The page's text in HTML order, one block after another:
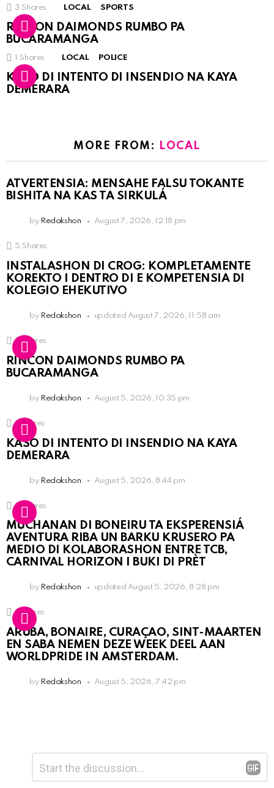
3 Shares LOCAL SPORTS
RINCON DAIMONDS RUMBO PA
BUCARAMANGA
1 Shares LOCAL POLICE
KASO DI INTENTO DI INSENDIO NA KAYA
DEMERARA
MORE FROM: LOCAL
ATVERTENSIA: MENSAHE FALSU TOKANTE
BISHITA NA KAS TA SIRKULÁ
by Redakshon August 7, 2026, 12:18 pm
5 Shares
INSTALASHON DI CROG: KOMPLETAMENTE
KOREKTO I DENTRO DI E KOMPETENSIA DI
KOLEGIO EHEKUTIVO
by Redakshon updated August 7, 2026, 11:58 am
3 Shares
RINCON DAIMONDS RUMBO PA
BUCARAMANGA
by Redakshon August 5, 2026, 10:35 pm
1 Shares
KASO DI INTENTO DI INSENDIO NA KAYA
DEMERARA
by Redakshon August 5, 2026, 8:44 pm
3 Shares
MUCHANAN DI BONEIRU TA EKSPERENSIÁ
AVENTURA RIBA UN BARKU KRUSERO PA
MEDIO DI KOLABORASHON ENTRE TCB,
CARNIVAL HORIZON I BUKI DI PRÈT
by Redakshon updated August 5, 2026, 8:28 pm
1 Shares
ARUBA, BONAIRE, CURAÇAO, SINT-MAARTEN
EN SABA NEMEN DEZE WEEK DEEL AAN
WORLDPRIDE IN AMSTERDAM.
by Redakshon August 5, 2026, 7:42 pm
Reply